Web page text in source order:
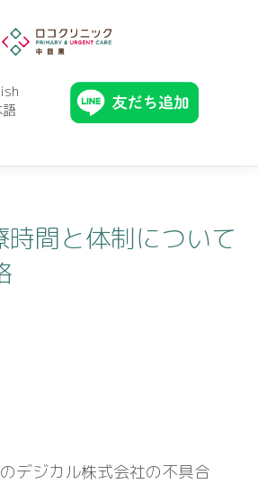
間と体制について
デジカル株式会社の不具合